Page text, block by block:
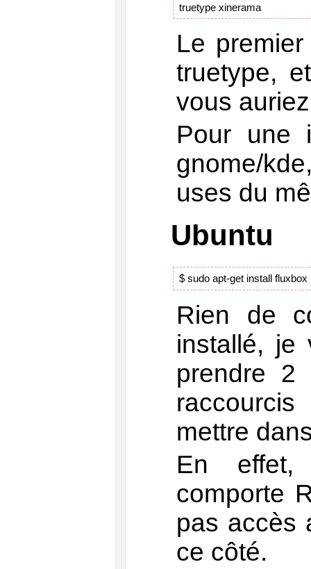
truetype xinerama
Le
truetype,
vous
Pour une
gnome/
uses du
Ubuntu
$ sudo apt-get install fluxbox
Rien de
installé, je
prendre 2
mettre
En
comporte
pas accès
ce côté.